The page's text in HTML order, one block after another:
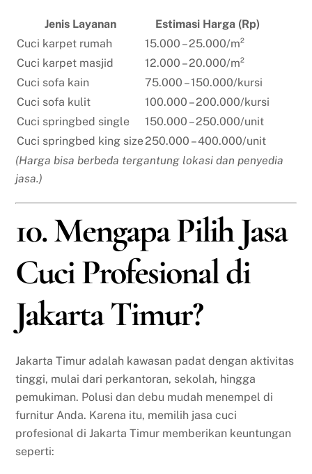
Jenis Layanan
Estimasi Harga (Rp)
Cuci karpet rumah
15.000 – 25.000/m²
Cuci karpet masjid
12.000 – 20.000/m²
Cuci sofa kain
75.000 – 150.000/kursi
Cuci sofa kulit
100.000 – 200.000/kursi
Cuci springbed single
150.000 – 250.000/unit
Cuci springbed king size250.000 – 400.000/unit
(Harga bisa berbeda tergantung lokasi dan penyedia
jasa.)
10. Mengapa Pilih Jasa
Cuci Profesional di
Jakarta Timur?
Jakarta Timur adalah kawasan padat dengan aktivitas
tinggi, mulai dari perkantoran, sekolah, hingga
pemukiman. Polusi dan debu mudah menempel di
furnitur Anda. Karena itu, memilih jasa cuci
profesional di Jakarta Timur memberikan keuntungan
seperti: